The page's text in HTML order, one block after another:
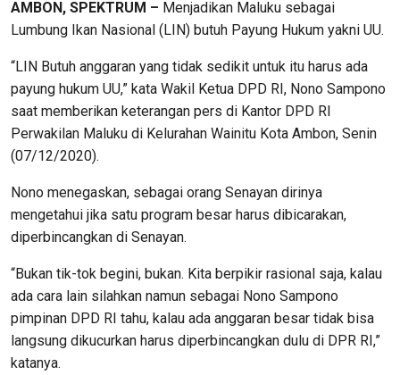
AMBON, SPEKTRUM – Menjadikan Maluku sebagai
Lumbung Ikan Nasional (LIN) butuh Payung Hukum yakni UU.
“LIN Butuh anggaran yang tidak sedikit untuk itu harus ada
payung hukum UU,” kata Wakil Ketua DPD RI, Nono Sampono
saat memberikan keterangan pers di Kantor DPD RI
Perwakilan Maluku di Kelurahan Wainitu Kota Ambon, Senin
(07/12/2020).
Nono menegaskan, sebagai orang Senayan dirinya
mengetahui jika satu program besar harus dibicarakan,
diperbincangkan di Senayan.
“Bukan tik-tok begini, bukan. Kita berpikir rasional saja, kalau
ada cara lain silahkan namun sebagai Nono Sampono
pimpinan DPD RI tahu, kalau ada anggaran besar tidak bisa
langsung dikucurkan harus diperbincangkan dulu di DPR RI,”
katanya.